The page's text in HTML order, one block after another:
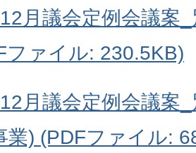
月議会定例会議案
ファイル: 230.5KB)
月議会定例会議案
業) (PDFファイル: